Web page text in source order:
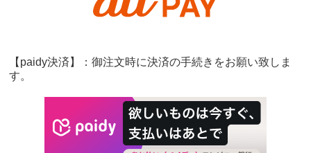
【paidy決済】：御注文時に決済の手続きをお願い致しま
す。